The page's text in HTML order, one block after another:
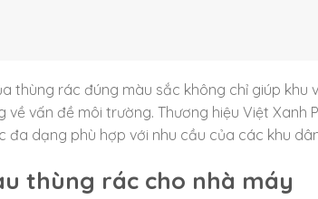
thùng rác đúng màu sắc không chỉ giúp
về vấn đề môi trường. Thương hiệu Việt
đa dạng phù hợp với nhu cầu của các khu
thùng rác cho nhà máy